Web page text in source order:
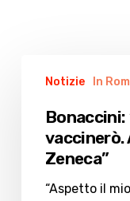
“Certo
vaccinerò.
Anche
Notizie In
Bonaccini:
vaccinerò.
Zeneca”
“Aspetto il